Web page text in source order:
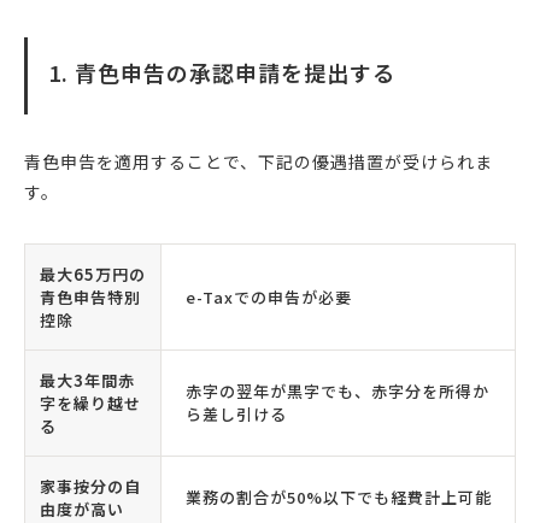
1. 青色申告の承認申請を提出する
青色申告を適用することで、下記の優遇措置が受けられま
す。
最大65万円の
青色申告特別
控除
e-Taxでの申告が必要
最大3年間赤
字を繰り越せ
る
赤字の翌年が黒字でも、赤字分を所得か
ら差し引ける
家事按分の自
由度が高い
業務の割合が50%以下でも経費計上可能